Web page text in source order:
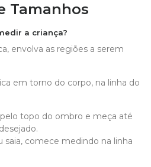
Tamanhos
a criança?
envolva as regiões a serem
em torno do corpo, na linha do
topo do ombro e meça até
saia, comece medindo na linha